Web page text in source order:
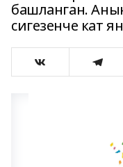
башланган.
сигезенче кат